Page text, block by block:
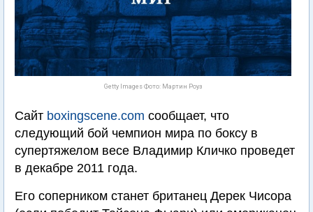
Getty Images Фото: Мартин Роуз
Сайт boxingscene.com сообщает, что
следующий бой чемпион мира по боксу в
супертяжелом весе Владимир Кличко проведет
в декабре 2011 года.
Его соперником станет британец Дерек Чисора